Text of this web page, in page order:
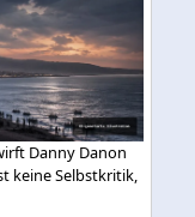
Danny Danon
keine Selbstkritik,